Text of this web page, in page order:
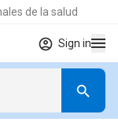
de la salud
Sign in